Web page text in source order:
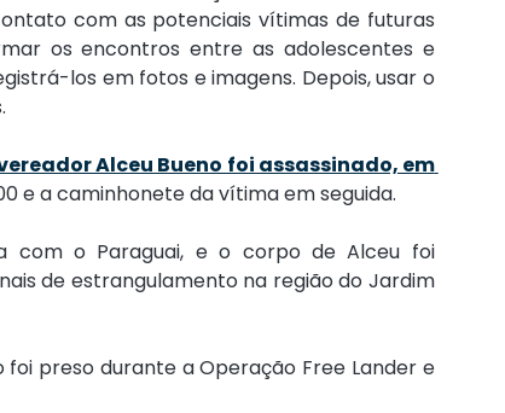
com as potenciais vítimas de futuras
os encontros entre as adolescentes e
los em fotos e imagens. Depois, usar o
Alceu Bueno foi assassinado, em
e a caminhonete da vítima em seguida.
com o Paraguai, e o corpo de Alceu foi
de estrangulamento na região do Jardim
preso durante a Operação Free Lander e